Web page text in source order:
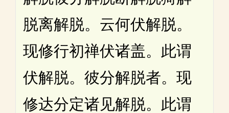
脱离解脱。云何伏解脱。
现修行初禅伏诸盖。此谓
伏解脱。彼分解脱者。现
修达分定诸见解脱。此谓